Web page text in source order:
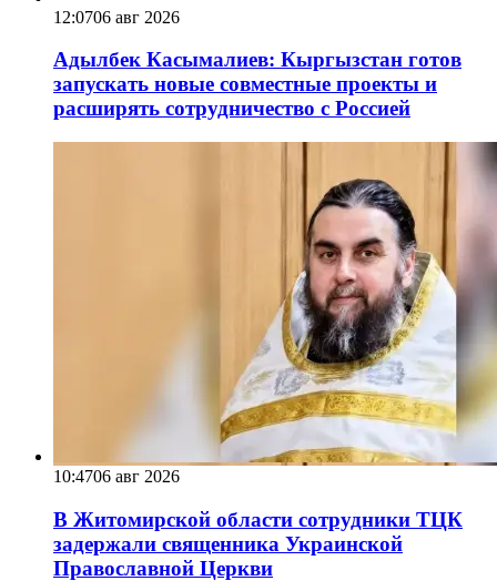
12:0706 авг 2026
Адылбек Касымалиев: Кыргызстан готов
запускать новые совместные проекты и
расширять сотрудничество с Россией
10:4706 авг 2026
В Житомирской области сотрудники ТЦК
задержали священника Украинской
Православной Церкви